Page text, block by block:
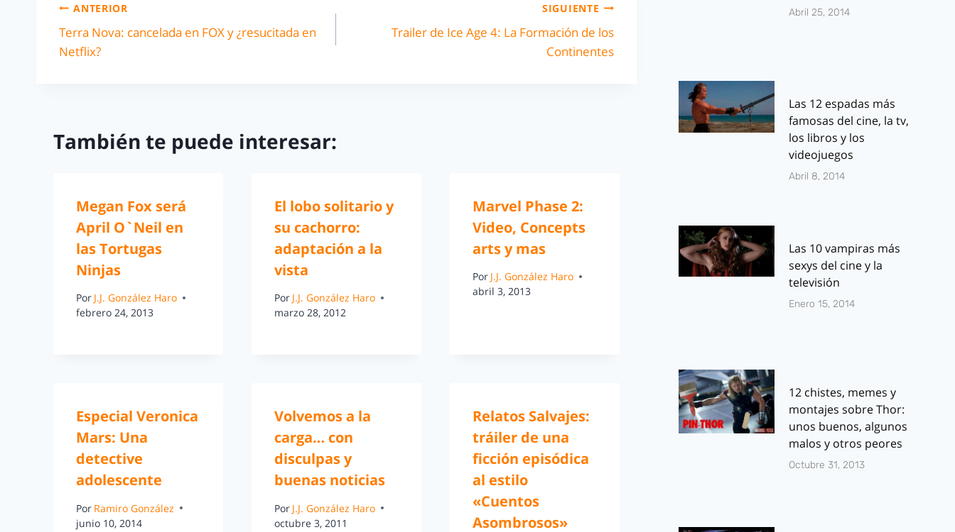
ANTERIOR
Terra Nova: cancelada en FOX y ¿resucitada en
Netflix?
SIGUIENTE
Trailer de Ice Age 4: La Formación de los
Continentes
También te puede interesar:
Megan Fox será
April O`Neil en
las Tortugas
Ninjas
Por J.J. González Haro
febrero 24, 2013
El lobo solitario y
su cachorro:
adaptación a la
vista
Por J.J. González Haro
marzo 28, 2012
Marvel Phase 2:
Video, Concepts
arts y mas
Por J.J. González Haro
abril 3, 2013
Especial Veronica
Mars: Una
detective
adolescente
Por Ramiro González
junio 10, 2014
Volvemos a la
carga… con
disculpas y
buenas noticias
Por J.J. González Haro
octubre 3, 2011
Relatos Salvajes:
tráiler de una
ficción episódica
al estilo
«Cuentos
Asombrosos»
Abril 25, 2014
Las 12 espadas más
famosas del cine, la tv,
los libros y los
videojuegos
Abril 8, 2014
Las 10 vampiras más
sexys del cine y la
televisión
Enero 15, 2014
12 chistes, memes y
montajes sobre Thor:
unos buenos, algunos
malos y otros peores
Octubre 31, 2013